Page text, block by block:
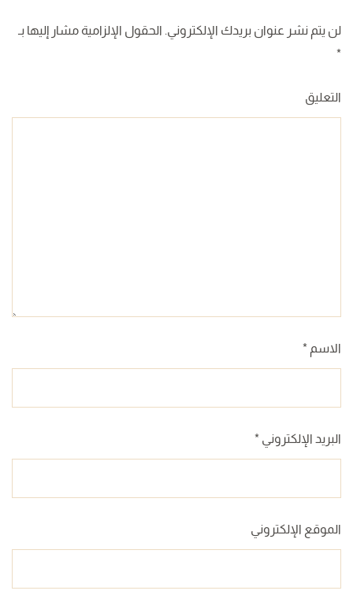
لن يتم نشر عنوان بريدك الإلكتروني. الحقول الإلزامية مشار إليها بـ
*
التعليق
الاسم *
البريد الإلكتروني *
الموقع الإلكتروني